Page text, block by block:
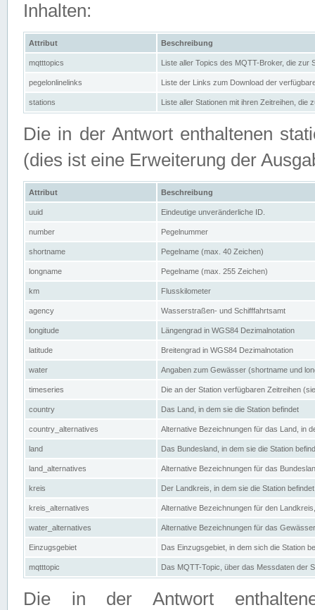
Inhalten:
Attribut Beschreibung
mqtttopics Liste aller Topics des MQTT-Broker, die zur
pegelonlinelinks Liste der Links zum Download der
stations Liste aller Stationen mit ihren Zeitreihen, die
Die in der Antwort enthaltenen
(dies ist eine Erweiterung der
Attribut Beschreibung
uuid Eindeutige unveränderliche ID.
number Pegelnummer
shortname Pegelname (max. 40 Zeichen)
longname Pegelname (max. 255 Zeichen)
km Flusskilometer
agency Wasserstraßen- und Schifffahrtsamt
longitude Längengrad in WGS84 Dezimalnotation
latitude Breitengrad in WGS84 Dezimalnotation
water Angaben zum Gewässer (shortname und
timeseries Die an der Station verfügbaren Zeitreihen
country Das Land, in dem sie die Station befindet
country_alternatives Alternative Bezeichnungen für das Land, in
land Das Bundesland, in dem sie die Station
land_alternatives Alternative Bezeichnungen für das
kreis Der Landkreis, in dem sie die Station befindet
kreis_alternatives Alternative Bezeichnungen für den
water_alternatives Alternative Bezeichnungen für das
Einzugsgebiet Das Einzugsgebiet, in dem sich die Station
mqtttopic Das MQTT-Topic, über das Messdaten der
Die in der Antwort